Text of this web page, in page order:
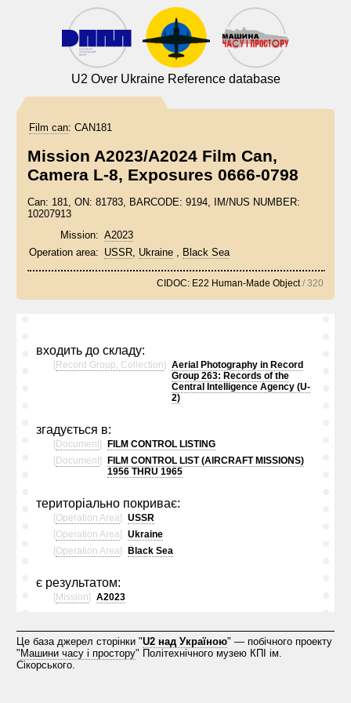
U2 Over Ukraine Reference database
Film can: CAN181
Mission A2023/A2024 Film Can,
Camera L-8, Exposures 0666-0798
Can: 181, ON: 81783, BARCODE: 9194, IM/NUS NUMBER:
10207913
Mission: A2023
Operation area: USSR, Ukraine , Black Sea
CIDOC: E22 Human-Made Object/ 320
входить до складу:
[Record Group, Collection]
Aerial Photography in Record
Group 263: Records of the
Central Intelligence Agency (U-
2)
згадується в:
[Document]
FILM CONTROL LISTING
[Document]
FILM CONTROL LIST (AIRCRAFT MISSIONS)
1956 THRU 1965
територіально покриває:
[Operation Area]
USSR
[Operation Area]
Ukraine
[Operation Area] Black Sea
є результатом:
[Mission] A2023
Це база джерел сторінки "U2 над Україною" — побічного проекту
" Машини часу і простору" Політехнічного музею КПІ ім.
Сікорського.